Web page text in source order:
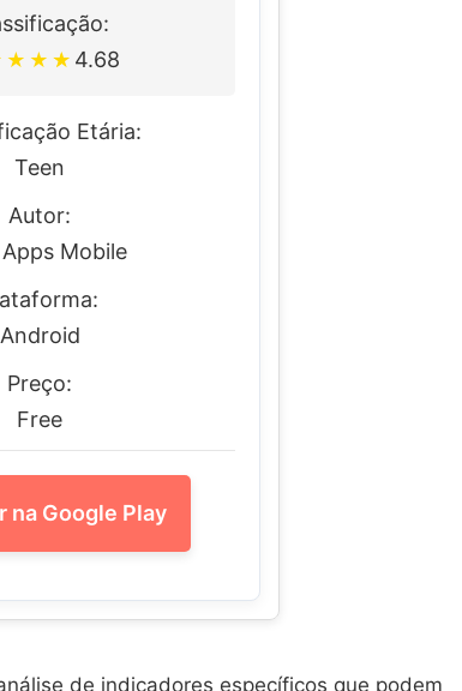
★ ★ ★ 4.68
Etária:
Teen
Autor:
Mobile
Android
Preço:
Free
na Google Play
de indicadores específicos que podem